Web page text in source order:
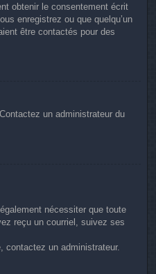
obtenir le consentement écrit
enregistrez ou que quelqu’un
être contactés pour des
un administrateur du
nécessiter que toute
reçu un courriel, suivez ses
contactez un administrateur.